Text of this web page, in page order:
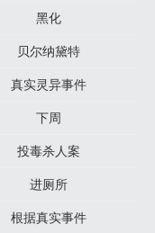
黑化
贝尔纳黛特
真实灵异事件
下周
投毒杀人案
进厕所
根据真实事件